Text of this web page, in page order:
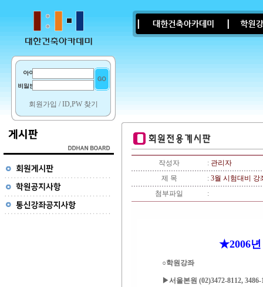
회원가입 /ID,PW 찾기
작성자 : 관리자
제 목
: 3월 시험대비 강
첨부파일
:
★2006년
○학원강좌
▶서울본원 (02)3472-8112, 3486-